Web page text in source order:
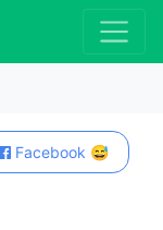
Facebook 😅